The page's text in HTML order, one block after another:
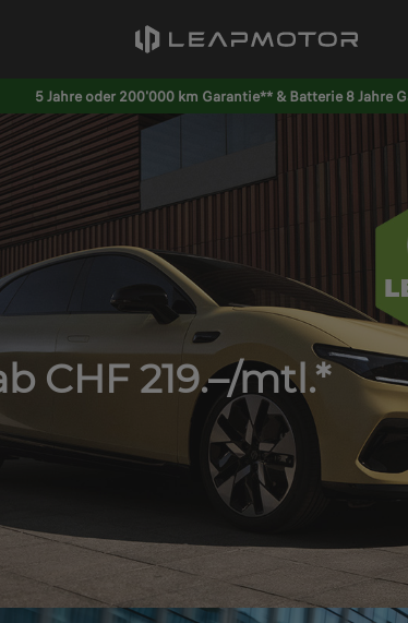
5 Jahre oder 200'000 km Garantie** & Batterie 8 Jahre
CHF 219.–/mtl.*